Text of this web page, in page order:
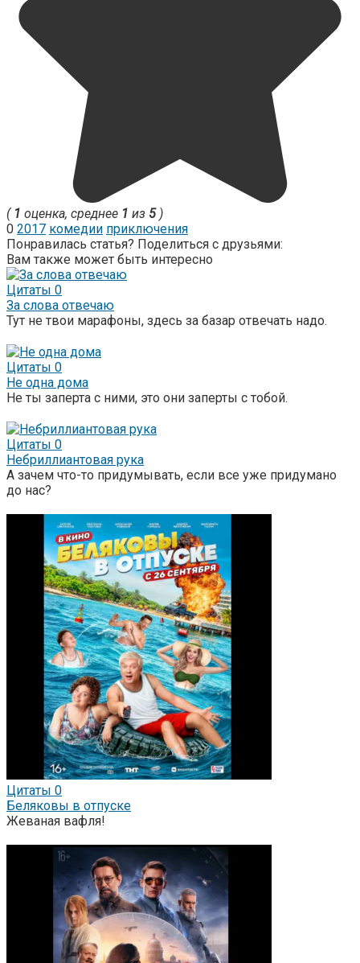
( 1 оценка, среднее 1 из 5)
0 2017 комедии приключения
Понравилась статья? Поделиться с друзьями:
Вам также может быть интересно
Цитаты 0
За слова отвечаю
Тут не твои марафоны, здесь за базар отвечать надо.
Цитаты 0
Не одна дома
Не ты заперта с ними, это они заперты с тобой.
Цитаты 0
Небриллиантовая рука
А зачем что-то придумывать, если все уже придумано
до нас?
Цитаты 0
Беляковы в отпуске
Жеваная вафля!